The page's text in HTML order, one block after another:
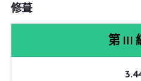
修葺
第 III